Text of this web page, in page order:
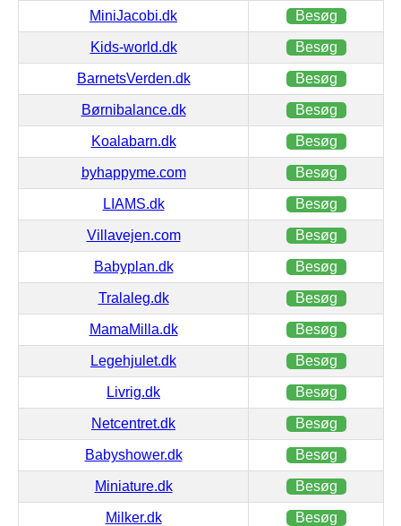
MiniJacobi.dk Besøg
Kids-world.dk Besøg
BarnetsVerden.dk Besøg
Børnibalance.dk Besøg
Koalabarn.dk Besøg
byhappyme.com Besøg
LIAMS.dk Besøg
Villavejen.com Besøg
Babyplan.dk Besøg
Tralaleg.dk Besøg
MamaMilla.dk Besøg
Legehjulet.dk Besøg
Livrig.dk Besøg
Netcentret.dk Besøg
Babyshower.dk Besøg
Miniature.dk Besøg
Milker.dk Besøg